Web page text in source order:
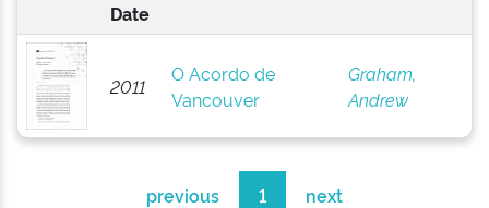
Date
2011
O Acordo de
Vancouver
Graham,
Andrew
previous 1 next